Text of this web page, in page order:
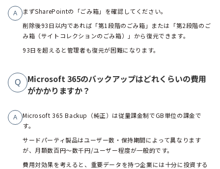
A
まずSharePointの「ごみ箱」を確認してください。
削除後93日以内であれば「第1段階のごみ箱」または「第2段階のご
み箱（サイトコレクションのごみ箱）」から復元できます。
93日を超えると管理者も復元が困難になります。
Q
Microsoft 365のバックアップはどれくらいの費用
がかかりますか？
A
Microsoft 365 Backup（純正）は従量課金制でGB単位の課金で
す。
サードパーティ製品はユーザー数・保持期間によって異なります
が、月額数百円〜数千円/ユーザー程度が一般的です。
費用対効果を考えると、重要データを持つ企業には十分に投資する